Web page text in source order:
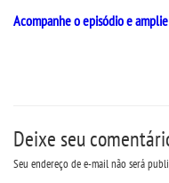
UNIESP NEWS
PDI
Acompanhe o episódio e
Deixe seu
Seu endereço de e-mail não será